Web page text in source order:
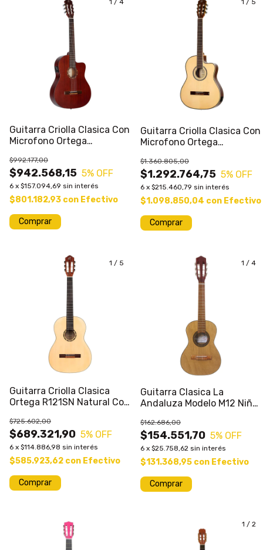
1 / 4
Guitarra Criolla Clasica Con
Microfono Ortega
Ecualizador Con Funda
$942.568,15
$992.177,00
5% OFF
6 x $157.094,69 sin interés
$801.182,93 con Efectivo
1 / 5
Guitarra Criolla Clasica Con
Microfono Ortega
Ecualizador Con Funda
$1.292.764,75
$1.360.805,00
5% OFF
6 x $215.460,79 sin interés
$1.098.850,04 con Efectivo
1 / 5
Guitarra Criolla Clasica
Ortega R121SN Natural Con
$689.321,90
$725.602,00
5% OFF
6 x $114.886,98 sin interés
$585.923,62 con Efectivo
1 / 4
Guitarra Clasica La
Andaluza Modelo M12 Niño
$154.551,70
$162.686,00
5% OFF
6 x $25.758,62 sin interés
$131.368,95 con Efectivo
Comprar
1 / 2